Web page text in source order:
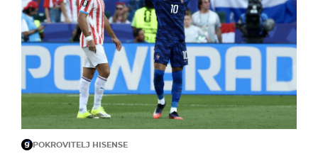
POKROVITELJ HISENSE